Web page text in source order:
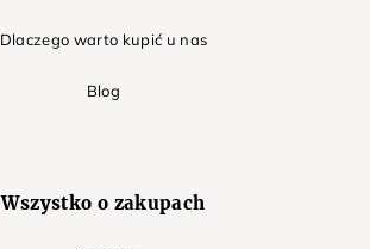
Dlaczego warto kupić u nas
Blog
Wszystko o zakupach